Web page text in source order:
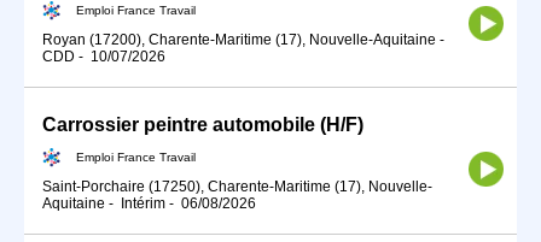
Emploi France Travail
Royan (17200), Charente-Maritime (17), Nouvelle-Aquitaine -
CDD - 10/07/2026
Carrossier peintre automobile (H/F)
Emploi France Travail
Saint-Porchaire (17250), Charente-Maritime (17), Nouvelle-
Aquitaine - Intérim - 06/08/2026